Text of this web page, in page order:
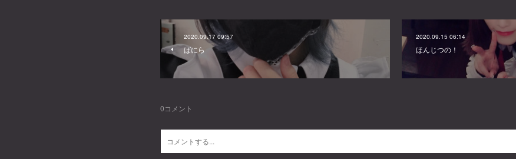
2020.09.17 09:57
ばにら
2020.09.15 06:14
ほんじつの！
0コメント